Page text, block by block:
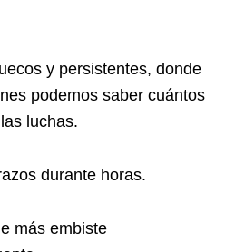
y persistentes, donde
podemos saber cuántos
luchas.
durante horas.
más embiste